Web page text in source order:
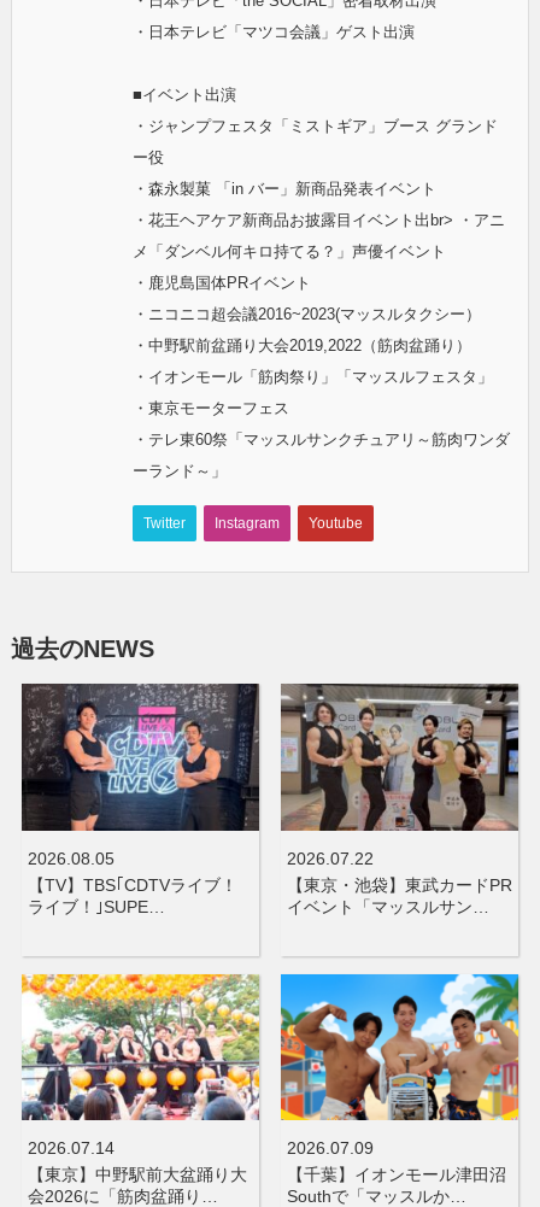
・日本テレビ「マツコ会議」ゲスト出演
■イベント出演
・ジャンプフェスタ「ミストギア」ブース グランド
ー役
・森永製菓 「in バー」新商品発表イベント
・花王ヘアケア新商品お披露目イベント出br> ・アニ
メ「ダンベル何キロ持てる？」声優イベント
・鹿児島国体PRイベント
・ニコニコ超会議2016~2023(マッスルタクシー）
・中野駅前盆踊り大会2019,2022（筋肉盆踊り）
・イオンモール「筋肉祭り」「マッスルフェスタ」
・東京モーターフェス
・テレ東60祭「マッスルサンクチュアリ～筋肉ワンダ
ーランド～」
Twitter Instagram Youtube
過去のNEWS
2026.08.05
【TV】TBS｢CDTVライブ！
ライブ！｣SUPE…
2026.07.22
【東京・池袋】東武カードPR
イベント「マッスルサン…
2026.07.14
【東京】中野駅前大盆踊り大
会2026に「筋肉盆踊り…
2026.07.09
【千葉】イオンモール津田沼
Southで「マッスルか…